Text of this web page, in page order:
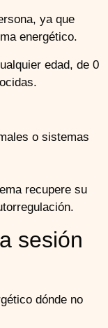
ya que
energético.
edad, de 0
o sistemas
recupere su
sesión
dónde no